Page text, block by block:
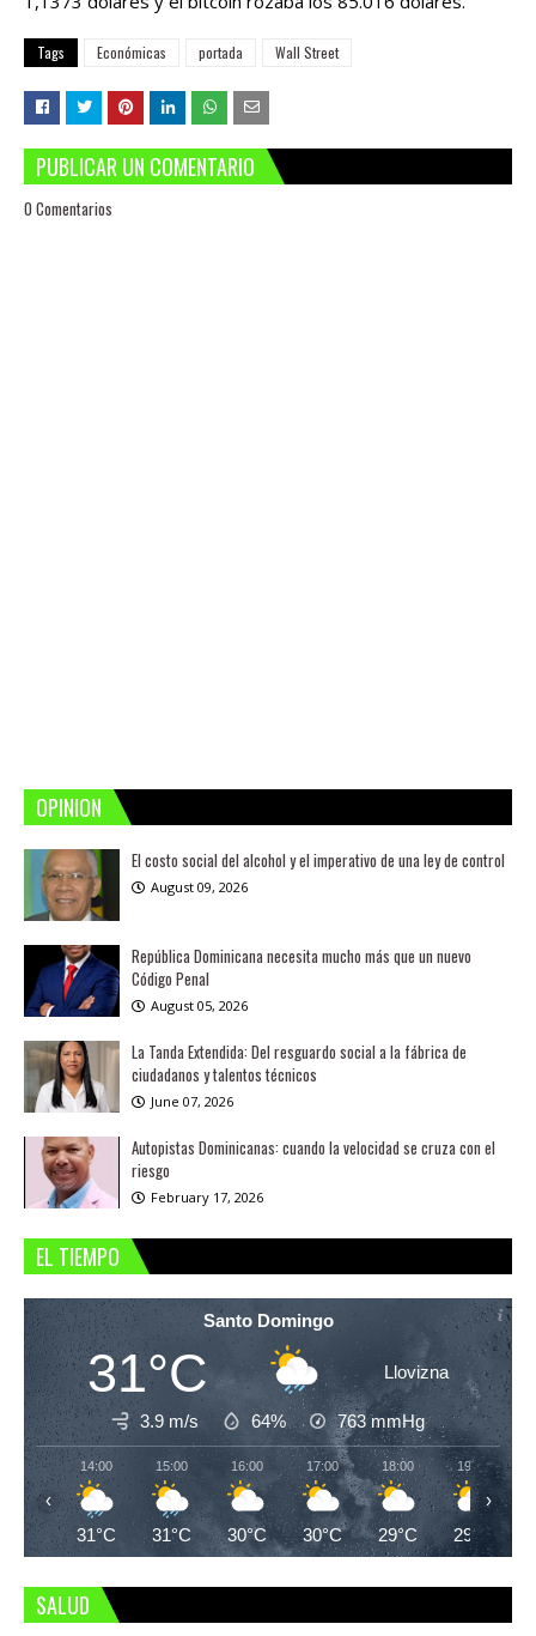
Tags Económicas portada Wall Street
PUBLICAR UN COMENTARIO
0 Comentarios
OPINION
El costo social del alcohol y el imperativo de una ley de control
August 09, 2026
República Dominicana necesita mucho más que un nuevo
Código Penal
August 05, 2026
La Tanda Extendida: Del resguardo social a la fábrica de
ciudadanos y talentos técnicos
June 07, 2026
Autopistas Dominicanas: cuando la velocidad se cruza con el
riesgo
February 17, 2026
EL TIEMPO
Santo Domingo
31°C Llovizna
3.9 m/s 64% 763mmHg
14:00
31°C
15:00
31°C
16:00
30°C
17:00
30°C
18:00
29°C
19:00
29°C
‹ ›
SALUD